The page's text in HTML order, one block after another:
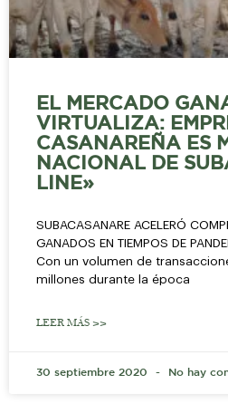
EL MERCADO
VIRTUALIZA:
CASANAREÑA ES
NACIONAL DE
LINE»
SUBACASANARE ACELERÓ
GANADOS EN TIEMPOS DE
Con un volumen de
millones durante la época
LEER MÁS >>
30 septiembre 2020 No hay